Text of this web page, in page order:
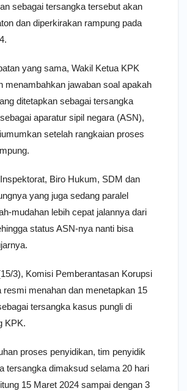
sebagai tersangka tersebut akan
dan diperkirakan rampung pada
yang sama, Wakil Ketua KPK
menambahkan jawaban soal apakah
ditetapkan sebagai tersangka
aparatur sipil negara (ASN),
setelah rangkaian proses
Biro Hukum, SDM dan
yang juga sedang paralel
mudahan lebih cepat jalannya dari
status ASN-nya nanti bisa
3), Komisi Pemberantasan Korupsi
resmi menahan dan menetapkan 15
tersangka kasus pungli di
KPK.
proses penyidikan, tim penyidik
tersangka dimaksud selama 20 hari
15 Maret 2024 sampai dengan 3